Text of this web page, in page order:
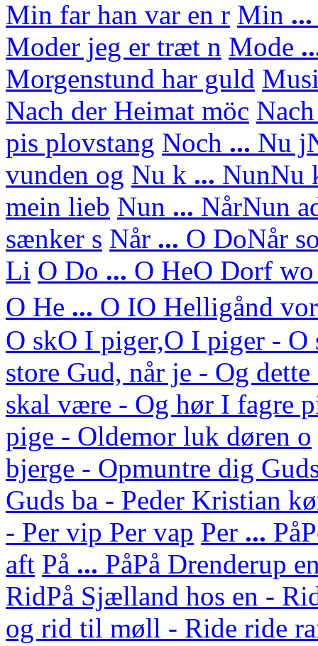
Min far han var en r Min
Moder jeg er træt n Mode
Morgenstund har guld
Nach der Heimat möc Nach
pis plovstang Noch ... Nu j
vunden og Nu k ... NunNu
mein lieb Nun ... NårNun
sænker s Når ... O DoNår
Li O Do ... O HeO Dorf
O He ... O IO Helligånd
O skO I piger,O I piger -
store Gud, når je - Og
skal være - Og hør I fagre
pige - Oldemor luk døren o
bjerge - Opmuntre dig
Guds ba - Peder Kristian
- Per vip Per vap Per ... På
aft På ... PåPå Drenderup
RidPå Sjælland hos en -
og rid til møll - Ride ride